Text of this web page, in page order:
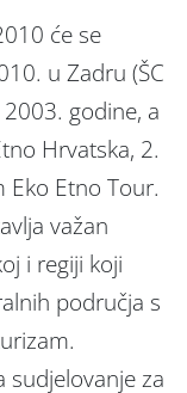
će se
u Zadru (ŠC
godine, a
Hrvatska, 2.
Eko Etno Tour.
važan
i regiji koji
područja s
sudjelovanje za